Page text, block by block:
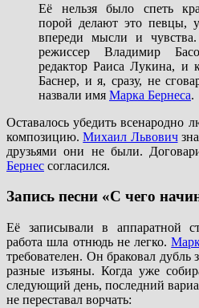
Её нельзя было спеть
порой делают это певцы,
впереди мысли и
режиссер Владимир
редактор Раиса Лукина, и
Баснер, и я, сразу, не
назвали имя Марка Бернеса.
Оставалось убедить всенародно
композицию.Михаил Львович
друзьями они не были.
Бернес согласился.
Запись песни «С чего
Её записывали в аппаратной
работа шла отнюдь не легко.
требователен. Он браковал дубль
разные изъяны. Когда уже
следующий день, последний
не переставал ворчать: